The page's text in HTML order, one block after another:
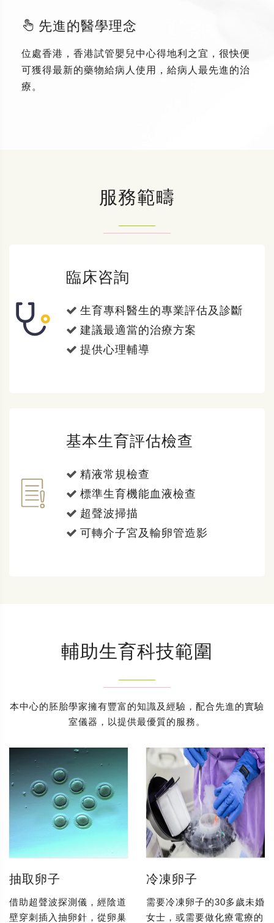
先進的醫學理念
位處香港，香港試管嬰兒中心得地利之宜，很快便
可獲得最新的藥物給病人使用，給病人最先進的治
療。
服務範疇
臨床咨詢
生育專科醫生的專業評估及診斷
建議最適當的治療方案
提供心理輔導
基本生育評估檢查
精液常規檢查
標準生育機能血液檢查
超聲波掃描
可轉介子宮及輸卵管造影
輔助生育科技範圍
本中心的胚胎學家擁有豐富的知識及經驗，配合先進的實驗
室儀器，以提供最優質的服務。
抽取卵子
借助超聲波探測儀，經陰道
壁穿刺插入抽卵針，從卵巢
冷凍卵子
需要冷凍卵子的30多歲未婚
女士，或需要做化療電療的